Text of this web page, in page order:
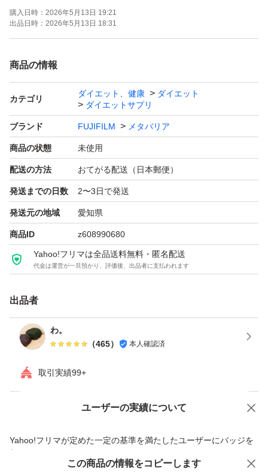
購入日時： 2026年5月13日 19:21
出品日時： 2026年5月13日 18:31
商品の情報
カテゴリ
ダイエット、健康
ダイエット
ダイエットサプリ
ブランド FUJIFILM メタバリア
商品の状態 未使用
配送の方法 おてがる配送（日本郵便）
発送までの日数 2〜3日で発送
発送元の地域 愛知県
商品ID z608990680
Yahoo!フリマは全品送料無料・匿名配送
代金は運営が一旦預かり、評価後、出品者に支払われます
出品者
わ。
（465） 本人確認済
取引実績99+
ユーザーの実績について
Yahoo!フリマが定めた一定の基準を満たしたユーザーにバッジを
付与しています
価格の相談 商品への質問
この商品の情報をコピーします
この商品をみている人にオススメ